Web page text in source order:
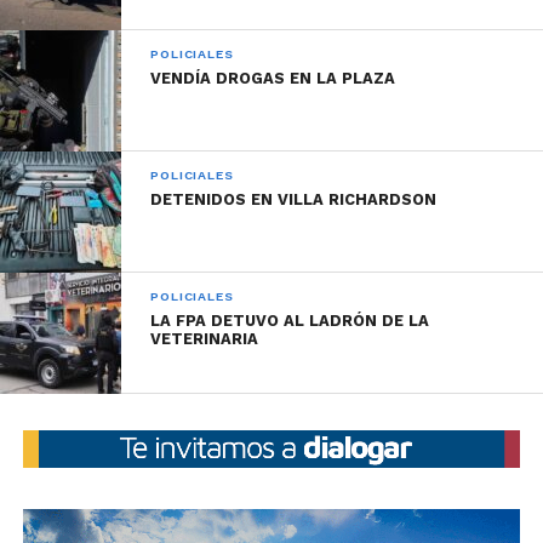
POLICIALES
VENDÍA DROGAS EN LA PLAZA
POLICIALES
DETENIDOS EN VILLA RICHARDSON
POLICIALES
LA FPA DETUVO AL LADRÓN DE LA
VETERINARIA